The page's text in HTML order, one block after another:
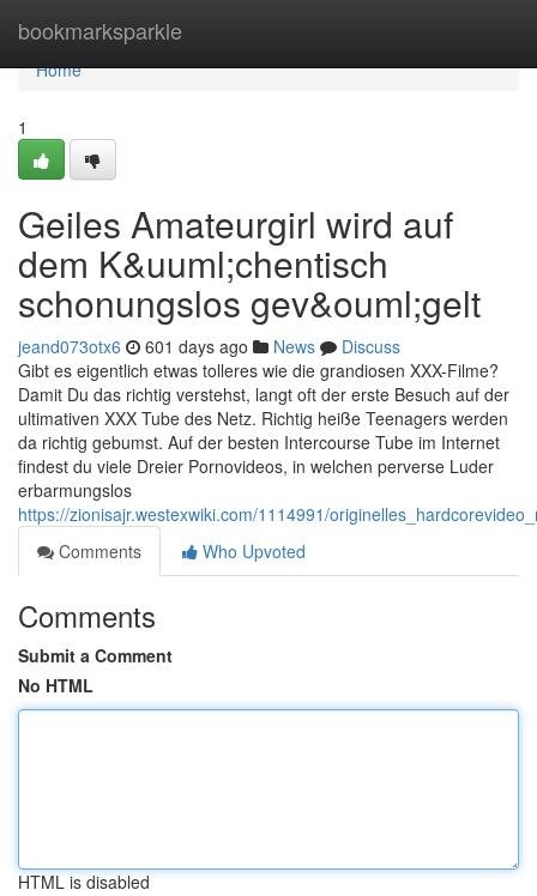
bookmarksparkle
Home
Home
1
Geiles Amateurgirl wird auf
dem K&uuml;chentisch
schonungslos gev&ouml;gelt
jeand073otx6 601 days ago News
Discuss
Gibt es eigentlich etwas tolleres wie die grandiosen XXX-Filme?
Damit Du das richtig verstehst, langt oft der erste Besuch auf der
ultimativen XXX Tube des Netz. Richtig heiße Teenagers werden
da richtig gebumst. Auf der besten Intercourse Tube im Internet
findest du viele Dreier Pornovideos, in welchen perverse Luder
erbarmungslos
https://zionisajr.westexwiki.com/1114991/
Comments
Who Upvoted
Comments
Submit a Comment
No HTML
HTML is disabled